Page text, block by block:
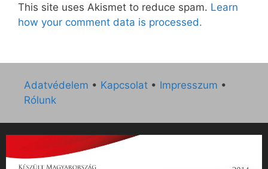
This site uses Akismet to reduce spam. Learn
how your comment data is processed.
Adatvédelem • Kapcsolat • Impresszum •
Rólunk